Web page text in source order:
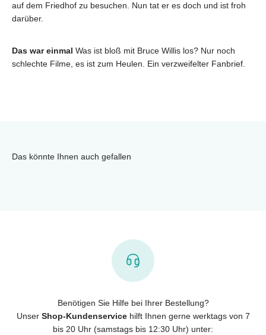
auf dem Friedhof zu besuchen. Nun tat er es doch und ist froh
darüber.
Das war einmal Was ist bloß mit Bruce Willis los? Nur noch
schlechte Filme, es ist zum Heulen. Ein verzweifelter Fanbrief.
Das könnte Ihnen auch gefallen
Benötigen Sie Hilfe bei Ihrer Bestellung?
Unser Shop-Kundenservicehilft Ihnen gerne werktags von 7
bis 20 Uhr (samstags bis 12:30 Uhr) unter: